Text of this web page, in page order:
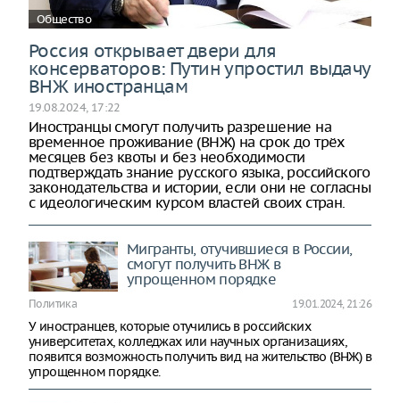
Общество
Россия открывает двери для
консерваторов: Путин упростил выдачу
ВНЖ иностранцам
19.08.2024, 17:22
Иностранцы смогут получить разрешение на
временное проживание (ВНЖ) на срок до трёх
месяцев без квоты и без необходимости
подтверждать знание русского языка, российского
законодательства и истории, если они не согласны
с идеологическим курсом властей своих стран.
Мигранты, отучившиеся в России,
смогут получить ВНЖ в
упрощенном порядке
Политика 19.01.2024, 21:26
У иностранцев, которые отучились в российских
университетах, колледжах или научных организациях,
появится возможность получить вид на жительство (ВНЖ) в
упрощенном порядке.